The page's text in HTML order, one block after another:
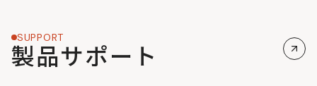
SUPPORT
製品サポート